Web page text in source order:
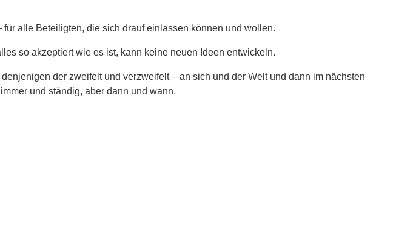
alle Beteiligten, die sich drauf einlassen können und wollen.
so akzeptiert wie es ist, kann keine neuen Ideen entwickeln.
der zweifelt und verzweifelt – an sich und der Welt und dann im nächsten
und ständig, aber dann und wann.